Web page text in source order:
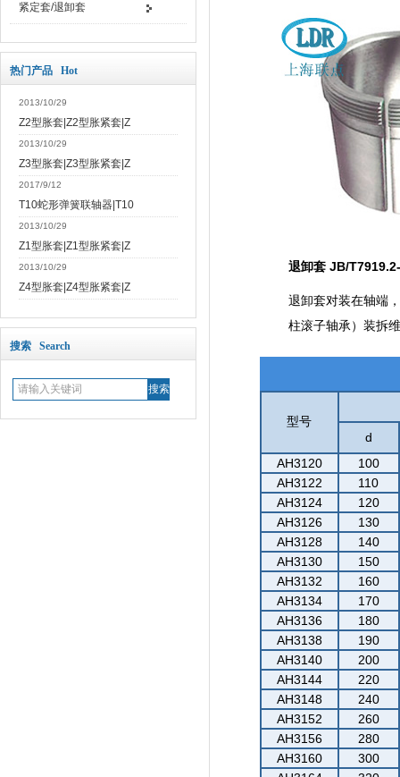
紧定套/退卸套
热门产品 Hot
2013/10/29
Z2型胀套|Z2型胀紧套|Z
2013/10/29
Z3型胀套|Z3型胀紧套|Z
2017/9/12
T10蛇形弹簧联轴器|T10
2013/10/29
Z1型胀套|Z1型胀紧套|Z
2013/10/29
Z4型胀套|Z4型胀紧套|Z
搜索 Search
退卸套 JB/
退卸套对装在轴端
柱滚子轴承）装拆
型号
d
AH3120
100
AH3122
110
AH3124
120
AH3126
130
AH3128
140
AH3130
150
AH3132
160
AH3134
170
AH3136
180
AH3138
190
AH3140
200
AH3144
220
AH3148
240
AH3152
260
AH3156
280
AH3160
300